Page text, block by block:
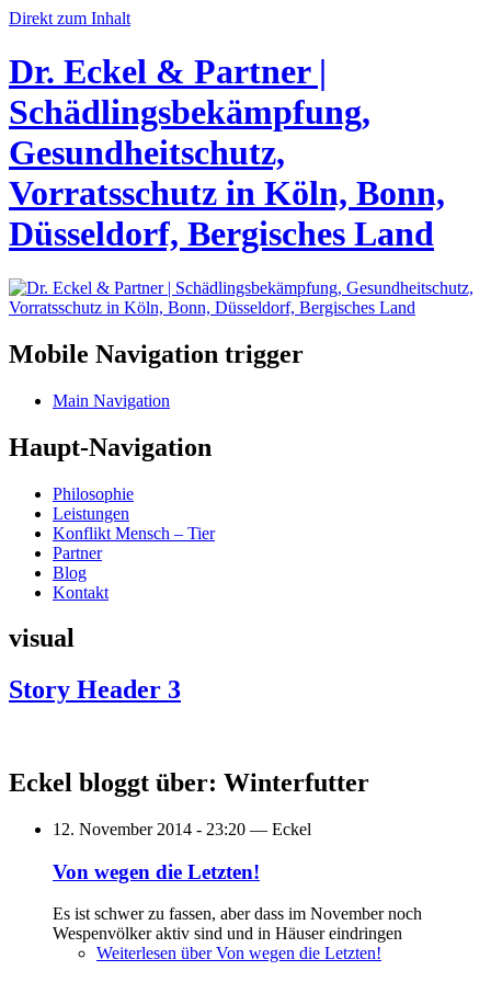
Direkt zum Inhalt
Dr. Eckel & Partner |
Schädlingsbekämpfung,
Gesundheitschutz,
Vorratsschutz in Köln, Bonn,
Düsseldorf, Bergisches Land
Mobile Navigation trigger
Main Navigation
Haupt-Navigation
Philosophie
Leistungen
Konflikt Mensch – Tier
Partner
Blog
Kontakt
visual
Story Header 3
Eckel bloggt über: Winterfutter
12. November 2014 - 23:20 — Eckel
Von wegen die Letzten!
Es ist schwer zu fassen, aber dass im November noch
Wespenvölker aktiv sind und in Häuser eindringen
Weiterlesen über Von wegen die Letzten!